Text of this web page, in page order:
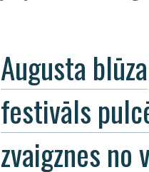
Augusta blūza
festivāls
zvaigznes no